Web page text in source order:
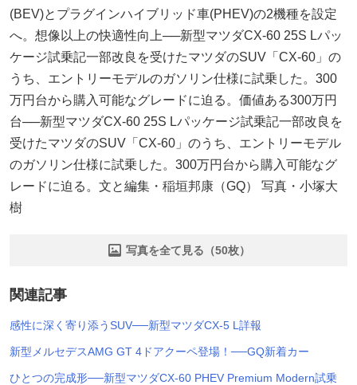
(BEV)とプラグインハイブリッド車(PHEV)の2機種を設定
へ。想像以上の快適性向上──新型マツダCX-60 25S Lパッ
ケージ試乗記一部改良を受けたマツダのSUV「CX-60」の
うち、エントリーモデルのガソリン仕様に試乗した。300
万円台から購入可能なグレードに迫る。価値ある300万円
台──新型マツダCX-60 25S Lパッケージ試乗記一部改良を
受けたマツダのSUV「CX-60」のうち、エントリーモデル
のガソリン仕様に試乗した。300万円台から購入可能なグ
レードに迫る。文と編集・稲垣邦康（GQ） 写真・小塚大
樹
写真を全て見る（50枚）
関連記事
感性に深く寄り添うSUV──新型マツダCX-5 L詳報
新型メルセデスAMG GT 4ドアクーペ登場！──GQ新着カー
ひとつの完成形──新型マツダCX-60 PHEV Premium Modern試乗